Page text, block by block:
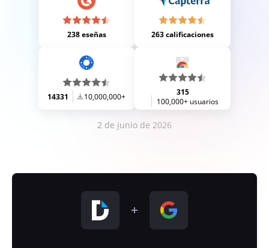
238 eseñas 263 calificaciones
14331 10,000,000+
315
100,000+ usuarios
2 de junio de 2026